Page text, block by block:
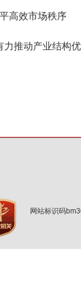
高效市场秩序
力推动产业结构
网站标识码